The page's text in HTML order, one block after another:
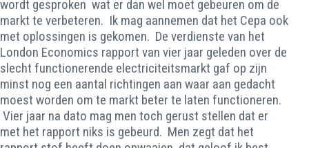
wordt gesproken wat er dan wel moet gebeuren om de
markt te verbeteren. Ik mag aannemen dat het Cepa ook
met oplossingen is gekomen. De verdienste van het
London Economics rapport van vier jaar geleden over de
slecht functionerende electriciteitsmarkt gaf op zijn
minst nog een aantal richtingen aan waar aan gedacht
moest worden om te markt beter te laten functioneren.
Vier jaar na dato mag men toch gerust stellen dat er
met het rapport niks is gebeurd. Men zegt dat het